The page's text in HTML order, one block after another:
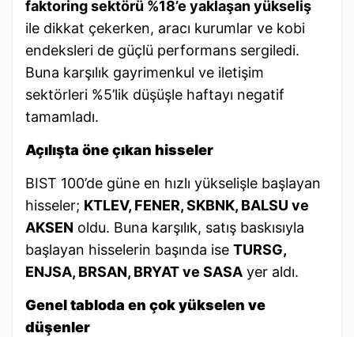
faktoring sektörü %18’e yaklaşan yükseliş
ile dikkat çekerken, aracı kurumlar ve kobi
endeksleri de güçlü performans sergiledi.
Buna karşılık gayrimenkul ve iletişim
sektörleri %5’lik düşüşle haftayı negatif
tamamladı.
Açılışta öne çıkan hisseler
BIST 100’de güne en hızlı yükselişle başlayan
hisseler; KTLEV, FENER, SKBNK, BALSU ve
AKSEN oldu. Buna karşılık, satış baskısıyla
başlayan hisselerin başında ise TURSG,
ENJSA, BRSAN, BRYAT ve SASA yer aldı.
Genel tabloda en çok yükselen ve
düşenler